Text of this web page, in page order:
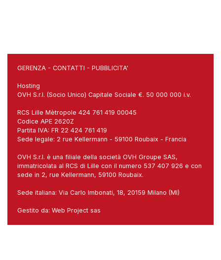
GERENZA - CONTATTI - PUBBLICITA'
Hosting
OVH S.r.l. (Socio Unico) Capitale Sociale €. 50 000 000 i.v.
RCS Lille Mètropole 424 761 419 00045
Codice APE 2620Z
Partita IVA: FR 22 424 761 419
Sede legale: 2 rue Kellermann - 59100 Roubaix - Francia
OVH S.r.l. è una filiale della società OVH Groupe SAS,
immatricolata al RCS di Lille con il numero 537 407 926 e con
sede in 2, rue Kellermann, 59100 Roubaix.
Sede italiana: Via Carlo Imbonati, 18, 20159 Milano (MI)
Gestito da: Web Project sas